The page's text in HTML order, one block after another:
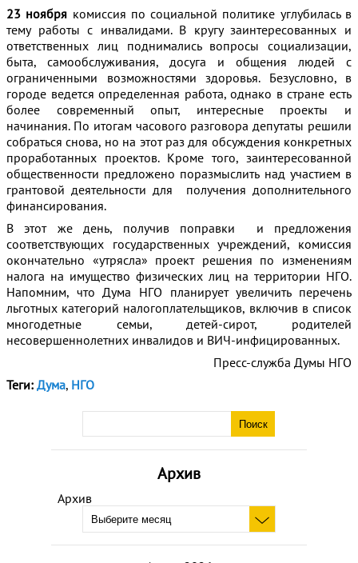
Архив
Архив
23 ноября комиссия по социальной политике углубилась в
тему работы с инвалидами. В кругу заинтересованных и
ответственных лиц поднимались вопросы социализации,
быта, самообслуживания, досуга и общения людей с
ограниченными возможностями здоровья. Безусловно, в
городе ведется определенная работа, однако в стране есть
более современный опыт, интересные проекты и
начинания. По итогам часового разговора депутаты решили
собраться снова, но на этот раз для обсуждения конкретных
проработанных проектов. Кроме того, заинтересованной
общественности предложено поразмыслить над участием в
грантовой деятельности для получения дополнительного
финансирования.
В этот же день, получив поправки и предложения
соответствующих государственных учреждений, комиссия
окончательно «утрясла» проект решения по изменениям
налога на имущество физических лиц на территории НГО.
Напомним, что Дума НГО планирует увеличить перечень
льготных категорий налогоплательщиков, включив в список
многодетные семьи, детей-сирот, родителей
несовершеннолетних инвалидов и ВИЧ-инфицированных.
Пресс-служба Думы НГО
Теги: Дума, НГО